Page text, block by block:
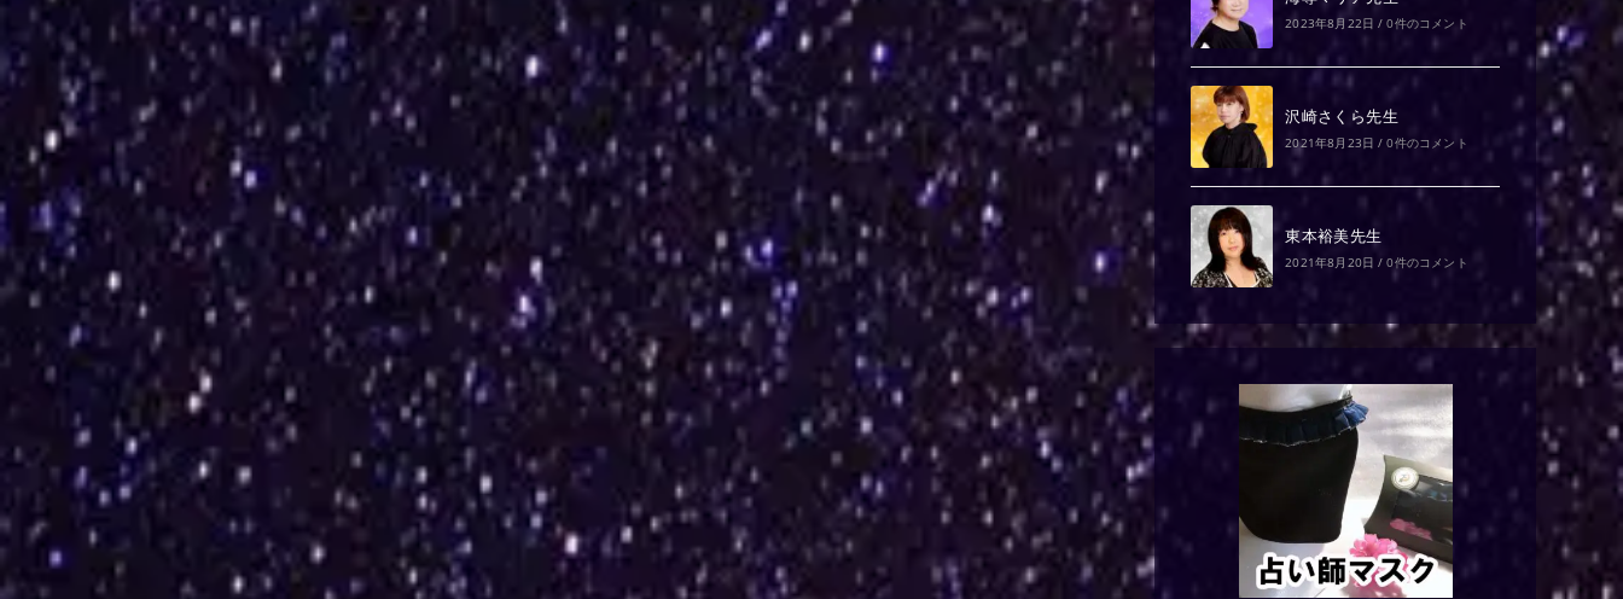
2023年8月22日 / 0件のコメント
沢崎さくら先生
2021年8月23日 / 0件のコメント
東本裕美先生
2021年8月20日 / 0件のコメント